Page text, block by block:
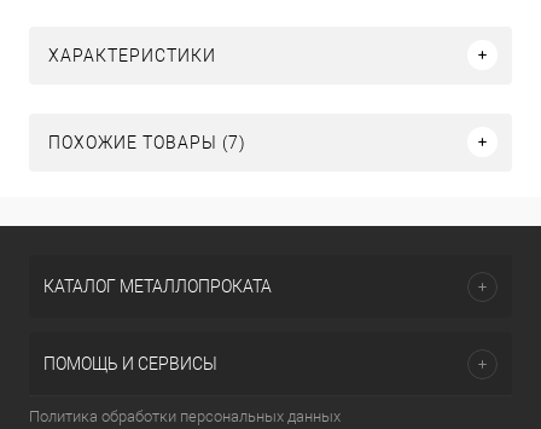
ХАРАКТЕРИСТИКИ
ПОХОЖИЕ ТОВАРЫ (7)
КАТАЛОГ МЕТАЛЛОПРОКАТА
ПОМОЩЬ И СЕРВИСЫ
Политика обработки персональных данных